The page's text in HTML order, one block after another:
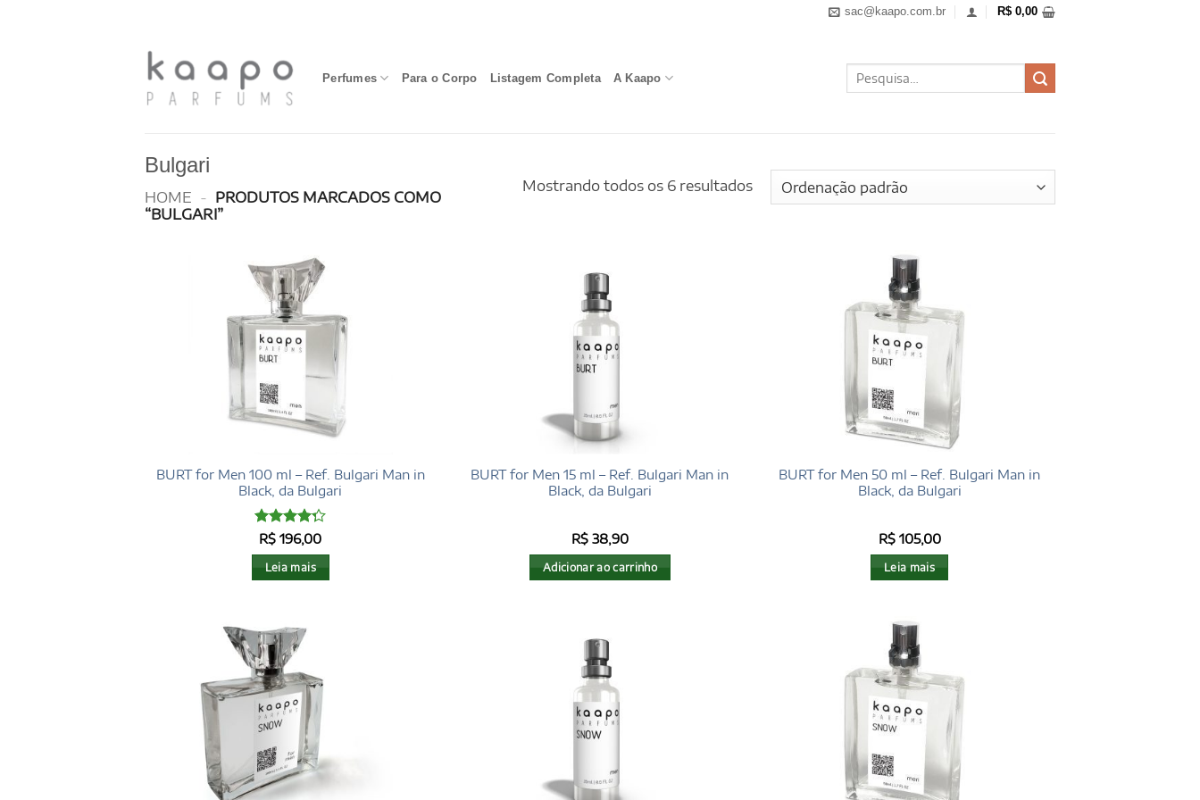
sac@kaapo.com.br R$ 0,00
Perfumes Para o Corpo Listagem Completa A Kaapo
Pesquisar
por:
Bulgari
HOME - PRODUTOS MARCADOS COMO
“BULGARI”
Mostrando todos os 6 resultados
BURT for Men 100 ml – Ref. Bulgari Man in
Black, da Bulgari
Avaliação
R$ 196,00
Leia mais
BURT for Men 15 ml – Ref. Bulgari Man in
Black, da Bulgari
R$38,90
Adicionar ao carrinho
BURT for Men 50 ml – Ref. Bulgari Man in
Black, da Bulgari
R$105,00
Leia mais